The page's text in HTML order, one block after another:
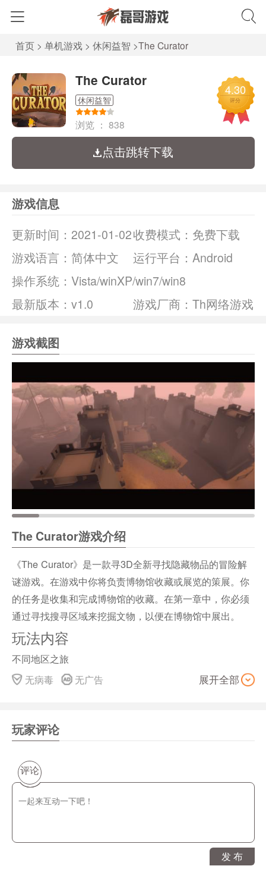
首页 > 单机游戏 > 休闲益智 >The Curator
The Curator
休闲益智
浏览 ： 838
4.30
评分
点击跳转下载
游戏信息
更新时间： 2021-01-02收费模式： 免费下载
游戏语言： 简体中文 运行平台： Android
操作系统： Vista/winXP/win7/win8
最新版本：v1.0
游戏厂商：Th网络游戏
游戏截图
The Curator游戏介绍
《The Curator》是一款寻3D全新寻找隐藏物品的冒险解
谜游戏。在游戏中你将负责博物馆收藏或展览的策展。你
的任务是收集和完成博物馆的收藏。在第一章中，你必须
通过寻找搜寻区域来挖掘文物，以便在博物馆中展出。
玩法内容
不同地区之旅
带着地图和铲子到不同的地方，为展览寻找物品。你可以
解锁博物馆里的物品
一旦你找到了所有的景点和物品，你可以回到博物馆并在
那里展出。一旦你打开了一个房间，进入下一个房间将被
打开，新的物品将等待着你。
游戏特点
游戏完成后的小游戏。
无病毒 无广告 展开全部
玩家评论
评论
发 布